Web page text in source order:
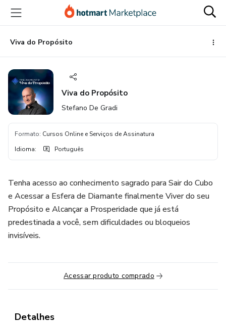
para
conteúdo
principal
para
pagamento
para
rodapé
Viva do Propósito
Viva do Propósito
Stefano De Gradi
Formato: Cursos Online e Serviços de Assinatura
Idioma: Português
Tenha acesso ao conhecimento sagrado para Sair do Cubo
e Acessar a Esfera de Diamante finalmente Viver do seu
Propósito e Alcançar a Prosperidade que já está
predestinada a você, sem dificuldades ou bloqueios
invisíveis.
Acessar produto comprado
Detalhes